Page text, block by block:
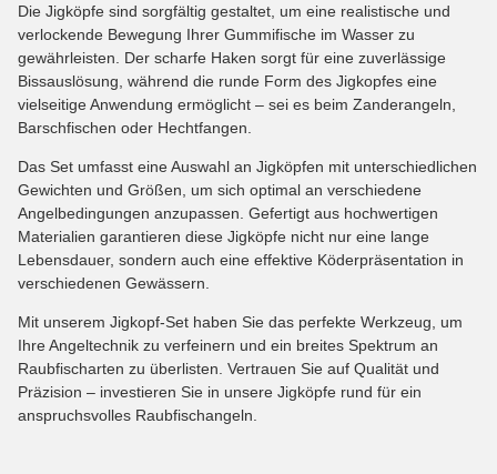
Die Jigköpfe sind sorgfältig gestaltet, um eine realistische und
verlockende Bewegung Ihrer Gummifische im Wasser zu
gewährleisten. Der scharfe Haken sorgt für eine zuverlässige
Bissauslösung, während die runde Form des Jigkopfes eine
vielseitige Anwendung ermöglicht – sei es beim Zanderangeln,
Barschfischen oder Hechtfangen.
Das Set umfasst eine Auswahl an Jigköpfen mit unterschiedlichen
Gewichten und Größen, um sich optimal an verschiedene
Angelbedingungen anzupassen. Gefertigt aus hochwertigen
Materialien garantieren diese Jigköpfe nicht nur eine lange
Lebensdauer, sondern auch eine effektive Köderpräsentation in
verschiedenen Gewässern.
Mit unserem Jigkopf-Set haben Sie das perfekte Werkzeug, um
Ihre Angeltechnik zu verfeinern und ein breites Spektrum an
Raubfischarten zu überlisten. Vertrauen Sie auf Qualität und
Präzision – investieren Sie in unsere Jigköpfe rund für ein
anspruchsvolles Raubfischangeln.